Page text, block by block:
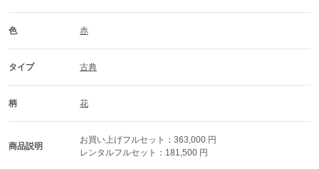
色 赤
タイプ 古典
柄 花
商品説明
お買い上げフルセット：363,000 円
レンタルフルセット：181,500 円